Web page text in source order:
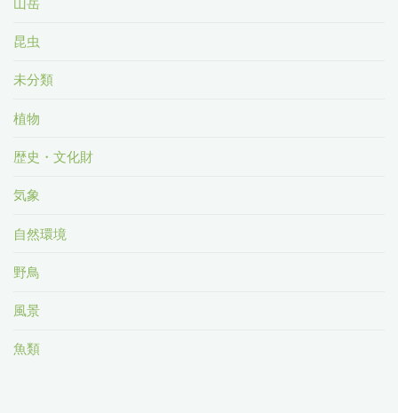
昆虫
未分類
植物
歴史・文化財
気象
自然環境
野鳥
風景
魚類